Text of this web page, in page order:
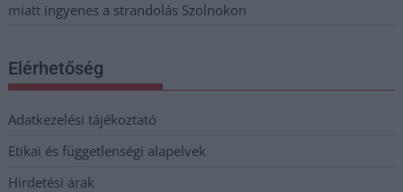
miatt ingyenes a strandolás Szolnokon
Elérhetőség
Adatkezelési tájékoztató
Etikai és függetlenségi alapelvek
Hirdetési árak